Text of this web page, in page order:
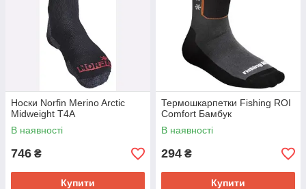
Носки Norfin Merino Arctic
Midweight T4A
В наявності
746 ₴
Купити
Термошкарпетки Fishing ROI
Comfort Бамбук
В наявності
294 ₴
Купити